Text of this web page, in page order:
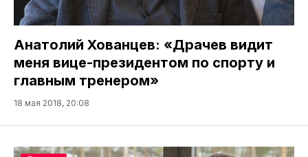
Анатолий Хованцев: «Драчев видит
меня вице-президентом по спорту и
главным тренером»
18 мая 2018, 20:08